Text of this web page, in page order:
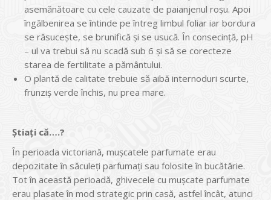
asemănătoare cu cele cauzate de paianjenul roșu. Apoi
îngălbenirea se întinde pe întreg limbul foliar iar bordura
se răsucește, se brunifică și se usucă. În consecință, pH
– ul va trebui să nu scadă sub 6 și să se corecteze
starea de fertilitate a pământului.
O plantă de calitate trebuie să aibă internoduri scurte,
frunziș verde închis, nu prea mare.
Știați că….?
În perioada victoriană, mușcatele parfumate erau
depozitate în săculeți parfumați sau folosite în bucătărie.
Tot în această perioadă, ghivecele cu mușcate parfumate
erau plasate în mod strategic prin casă, astfel încât, atunci